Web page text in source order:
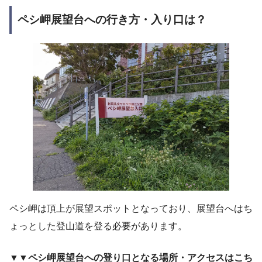
ペシ岬展望台への行き方・入り口は？
ペシ岬は頂上が展望スポットとなっており、展望台へはち
ょっとした登山道を登る必要があります。
▼▼ペシ岬展望台への登り口となる場所・アクセスはこち